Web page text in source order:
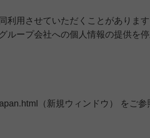
利用させていただくことがありま
ープ会社への個人情報の提供を
（新規ウィンドウ） をご参